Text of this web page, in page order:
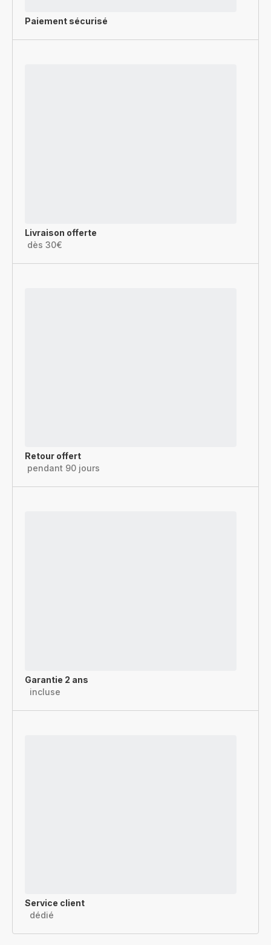
Paiement sécurisé
Livraison offerte
dès 30€
Retour offert
pendant 90 jours
Garantie 2 ans
incluse
Service client
dédié